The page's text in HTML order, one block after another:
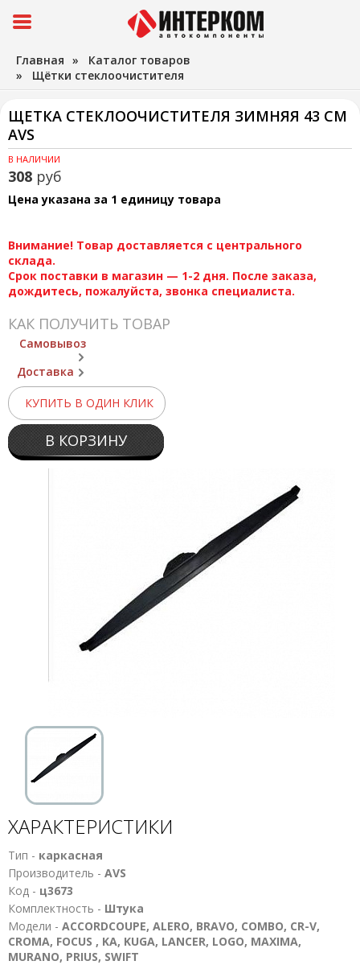
Главная » Каталог товаров
» Щётки стеклоочистителя
ЩЕТКА СТЕКЛООЧИСТИТЕЛЯ ЗИМНЯЯ 43 СМ
AVS
В НАЛИЧИИ
308 руб
Цена указана за 1 единицу товара
Внимание! Товар доставляется с центрального
склада.
Срок поставки в магазин — 1-2 дня. После заказа,
дождитесь, пожалуйста, звонка специалиста.
КАК ПОЛУЧИТЬ ТОВАР
Самовывоз
Доставка
КУПИТЬ В ОДИН КЛИК
В КОРЗИНУ
ХАРАКТЕРИСТИКИ
Тип - каркасная
Производитель - AVS
Код - ц3673
Комплектность - Штука
Модели - ACCORDCOUPE, ALERO, BRAVO, COMBO, CR-V,
CROMA, FOCUS , KA, KUGA, LANCER, LOGO, MAXIMA,
MURANO, PRIUS, SWIFT